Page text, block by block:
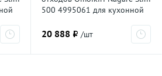
500 4995061 для кухонной
20 888 ₽ /шт